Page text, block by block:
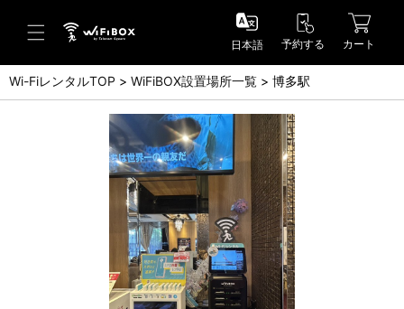
ヘルプ／お問い合わせ
ヘルプセンター(FAQ)(日本語)
Help Center(FAQ)(English)
お問い合わせ(日本語)
Inquiry(English)
日本語 予約する カート
Wi-FiレンタルTOP WiFiBOX設置場所一覧 博多駅